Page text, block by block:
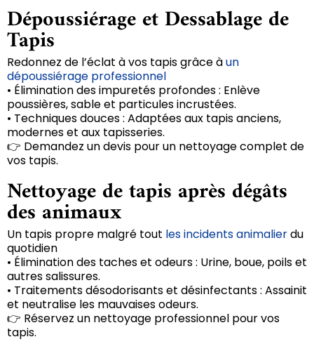
Dépoussiérage et Dessablage de
Tapis
Redonnez de l’éclat à vos tapis grâce àun
dépoussiérage professionnel
• Élimination des impuretés profondes : Enlève
poussières, sable et particules incrustées.
• Techniques douces : Adaptées aux tapis anciens,
modernes et aux tapisseries.
👉 Demandez un devis pour un nettoyage complet de
vos tapis.
Nettoyage de tapis après dégâts
des animaux
Un tapis propre malgré tout les incidents animalierdu
quotidien
• Élimination des taches et odeurs : Urine, boue, poils et
autres salissures.
• Traitements désodorisants et désinfectants : Assainit
et neutralise les mauvaises odeurs.
👉 Réservez un nettoyage professionnel pour vos
tapis.